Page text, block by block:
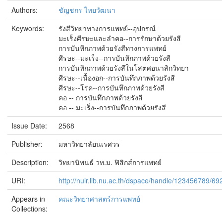
Authors:
ชัญชกร ไทยวัฒนา
Keywords:
รังสีวิทยาทางการแพทย์--อุปกรณ์
มะเร็งศีรษะและลำคอ--การรักษาด้วยรังสี
การบันทึกภาพด้วยรังสีทางการแพทย์
ศีรษะ--มะเร็ง--การบันทึกภาพด้วยรังสี
การบันทึกภาพด้วยรังสีในโสตศอนาสิกวิทยา
ศีรษะ--เนื้องอก--การบันทึกภาพด้วยรังสี
ศีรษะ--โรค--การบันทึกภาพด้วยรังสี
คอ -- การบันทึกภาพด้วยรังสี
คอ -- มะเร็ง--การบันทึกภาพด้วยรังสี
Issue Date:
2568
Publisher:
มหาวิทยาลัยนเรศวร
Description:
วิทยานิพนธ์ วท.ม. ฟิสิกส์การแพทย์
URI:
http://nuir.lib.nu.ac.th/dspace/handle/123456789/
Appears in
Collections:
คณะวิทยาศาสตร์การแพทย์